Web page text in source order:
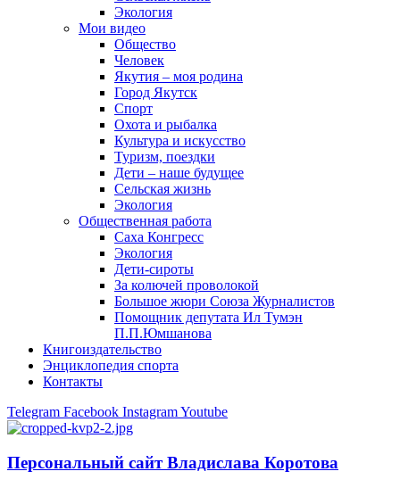
Экология
Мои видео
Общество
Человек
Якутия – моя родина
Город Якутск
Спорт
Охота и рыбалка
Культура и искусство
Туризм, поездки
Дети – наше будущее
Сельская жизнь
Экология
Общественная работа
Саха Конгресс
Экология
Дети-сироты
За колючей проволокой
Большое жюри Союза Журналистов
Помощник депутата Ил Тумэн
П.П.Юмшанова
Книгоиздательство
Энциклопедия спорта
Контакты
Telegram Facebook InstagramYoutube
Персональный сайт Владислава Коротова